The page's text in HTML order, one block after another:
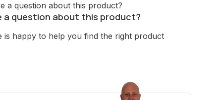
a question about this product?
is happy to help you find the right product